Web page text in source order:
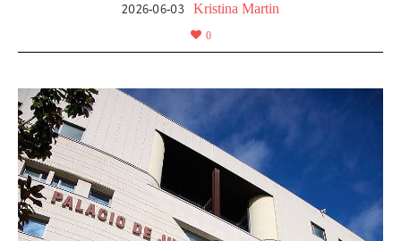
2026-06-03 Kristina Martin
0